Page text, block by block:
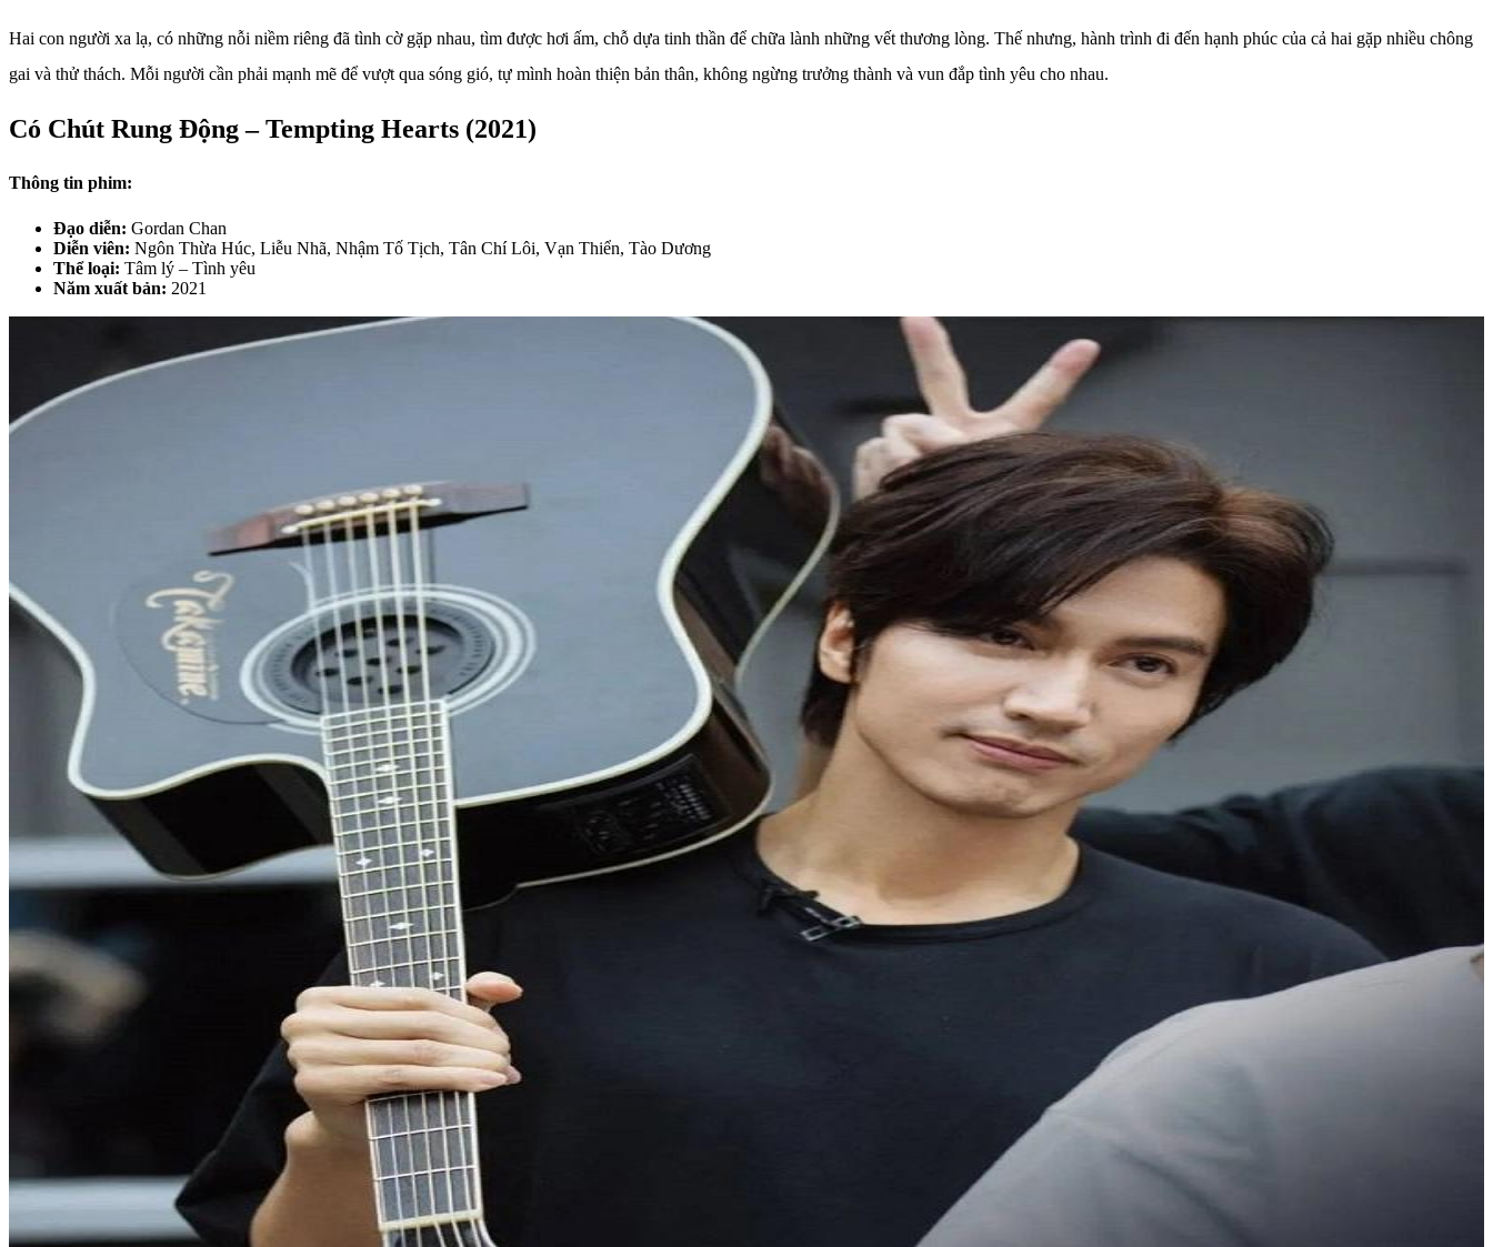
Hai con người xa lạ, có những nỗi niềm riêng đã tình cờ gặp nhau, tìm được hơi ấm, chỗ dựa tinh thần để chữa lành những vết thương lòng. Thế nhưng, hành trình đi đến hạnh phúc của cả hai gặp nhiều chông
gai và thử thách. Mỗi người cần phải mạnh mẽ để vượt qua sóng gió, tự mình hoàn thiện bản thân, không ngừng trưởng thành và vun đắp tình yêu cho nhau.
Có Chút Rung Động – Tempting Hearts (2021)
Thông tin phim:
Đạo diễn: Gordan Chan
Diễn viên: Ngôn Thừa Húc, Liễu Nhã, Nhậm Tố Tịch, Tân Chí Lôi, Vạn Thiển, Tào Dương
Thể loại: Tâm lý – Tình yêu
Năm xuất bản: 2021